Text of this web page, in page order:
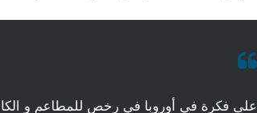
على فكرة في أوروبا في رخص للمطاعم و